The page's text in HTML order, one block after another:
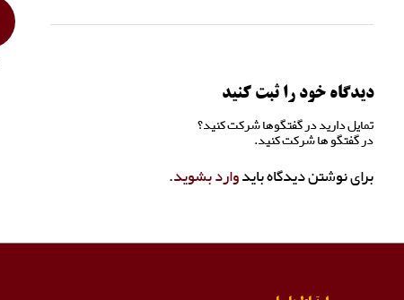
دیدگاه خود را ثبت کنید
تمایل دارید در گفتگوها شرکت کنید؟
در گفتگو ها شرکت کنید.
برای نوشتن دیدگاه بایدوارد بشوید.